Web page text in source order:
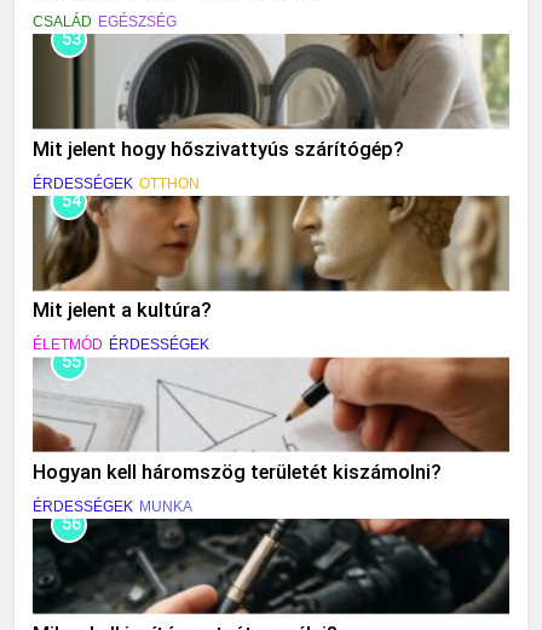
CSALÁD EGÉSZSÉG
53
Mit jelent hogy hőszivattyús szárítógép?
ÉRDESSÉGEK OTTHON
54
Mit jelent a kultúra?
ÉLETMÓD ÉRDESSÉGEK
55
Hogyan kell háromszög területét kiszámolni?
ÉRDESSÉGEK MUNKA
56